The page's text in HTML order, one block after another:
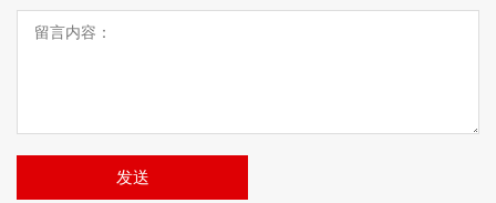
发送